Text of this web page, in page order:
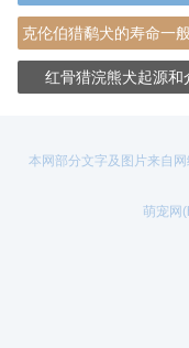
克伦伯猎鹬犬的寿命一
红骨猎浣熊犬起源和
本网部分文字及图片来自
萌宠网